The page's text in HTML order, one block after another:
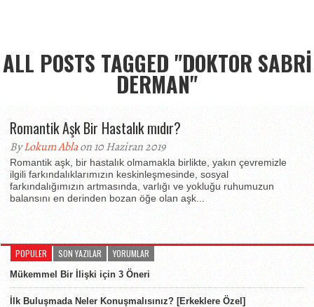
ALL POSTS TAGGED "DOKTOR SABRI
DERMAN"
Romantik Aşk Bir Hastalık mıdır?
ByLokum Ablaon 10 Haziran 2019
Romantik aşk, bir hastalık olmamakla birlikte, yakın çevremizle
ilgili farkındalıklarımızın keskinleşmesinde, sosyal
farkındalığımızın artmasında, varlığı ve yokluğu ruhumuzun
balansını en derinden bozan öğe olan aşk...
POPULER SON YAZILAR YORUMLAR
Mükemmel Bir İlişki için 3 Öneri
İlk Buluşmada Neler Konuşmalısınız? [Erkeklere Özel]